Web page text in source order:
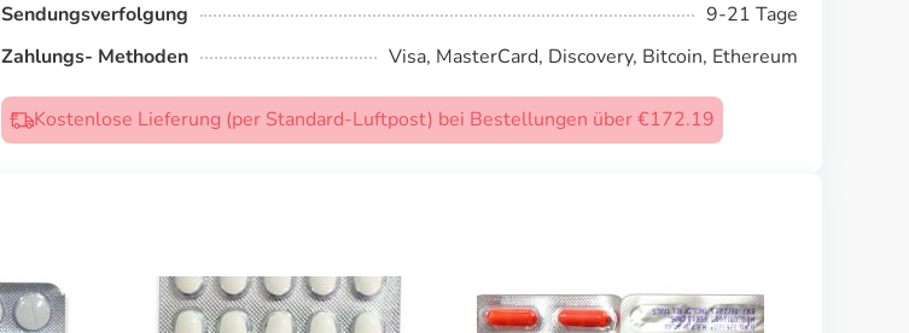
Sendungsverfolgung
9-21 Tage
Zahlungs- Methoden
Visa, MasterCard, Discovery, Bitcoin, Ethereum
Kostenlose Lieferung (per Standard-Luftpost) bei Bestellungen über €172.19